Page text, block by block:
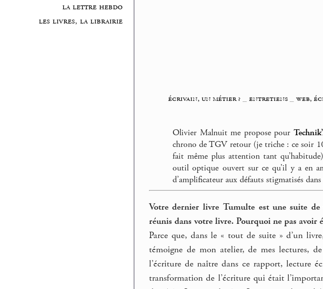
la lettre hebdo
les livres, la librairie
écrivain, un métier ? _entretiens _web,
Olivier Malnuit me propose pour
chrono de TGV retour (je triche : ce soir
fait même plus attention tant
outil optique ouvert sur ce qu’il y a en
d’amplificateur aux défauts stigmatisés
Votre dernier livre Tumulte est une suite
réunis dans votre livre. Pourquoi ne pas avoir
Parce que, dans le « tout de suite » d’un
témoigne de mon atelier, de mes lectures,
l’écriture de naître dans ce rapport, lecture
transformation de l’écriture qui était